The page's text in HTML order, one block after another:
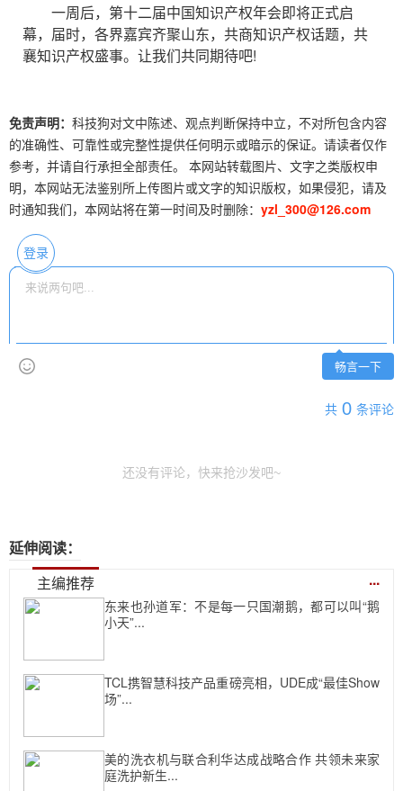
一周后，第十二届中国知识产权年会即将正式启
幕，届时，各界嘉宾齐聚山东，共商知识产权话题，共
襄知识产权盛事。让我们共同期待吧!
免责声明： 科技狗对文中陈述、观点判断保持中立，不对所包含内容
的准确性、可靠性或完整性提供任何明示或暗示的保证。请读者仅作
参考，并请自行承担全部责任。 本网站转载图片、文字之类版权申
明，本网站无法鉴别所上传图片或文字的知识版权，如果侵犯，请及
时通知我们，本网站将在第一时间及时删除： yzl_300@126.com
登录
畅言一下
共 0 条评论
还没有评论，快来抢沙发吧~
延伸阅读：
主编推荐
...
东来也孙道军：不是每一只国潮鹅，都可以叫“鹅
小天”...
TCL携智慧科技产品重磅亮相，UDE成“最佳Show
场”...
美的洗衣机与联合利华达成战略合作 共领未来家
庭洗护新生...